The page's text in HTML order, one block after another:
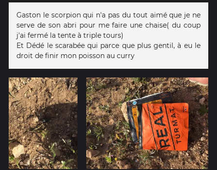
Gaston le scorpion qui n'a pas du tout aimé que je ne
serve de son abri pour me faire une chaise( du coup
j'ai fermé la tente à triple tours)
Et Dédé le scarabée qui parce que plus gentil, à eu le
droit de finir mon poisson au curry